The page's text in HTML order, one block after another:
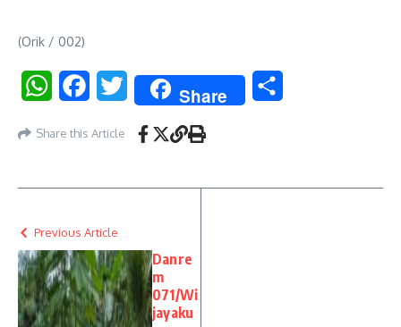
(Orik / 002)
WhatsAppFacebookTwitter Share
Share this Article
Previous Article
Danre
m
071/Wi
jayaku